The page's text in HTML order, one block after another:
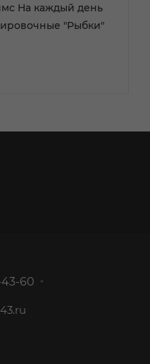
На каждый день
"Рыбки"
43-60